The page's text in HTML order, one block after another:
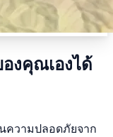
งคุณเองได้
ความปลอดภัยจาก